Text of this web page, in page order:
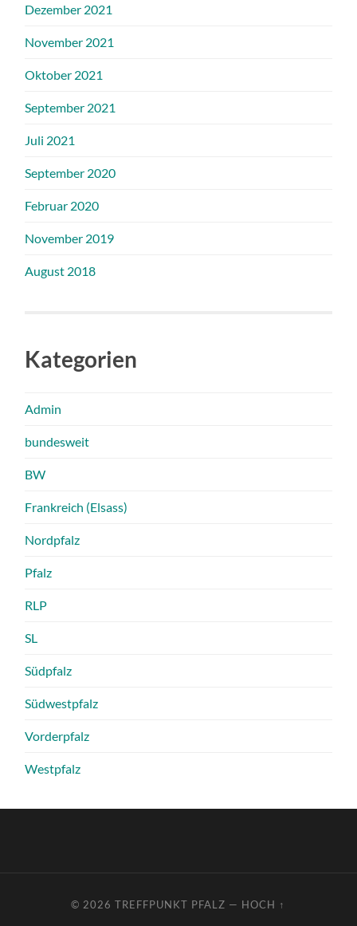
Dezember 2021
November 2021
Oktober 2021
September 2021
Juli 2021
September 2020
Februar 2020
November 2019
August 2018
Kategorien
Admin
bundesweit
BW
Frankreich (Elsass)
Nordpfalz
Pfalz
RLP
SL
Südpfalz
Südwestpfalz
Vorderpfalz
Westpfalz
© 2026TREFFPUNKT PFALZ — HOCH ↑